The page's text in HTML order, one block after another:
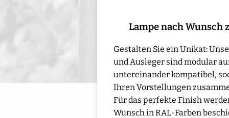
Lampe nach Wunsch
Gestalten Sie ein Unikat:
und Ausleger sind modular
untereinander kompatibel,
Ihren Vorstellungen
Für das perfekte Finish
Wunsch in RAL-Farben